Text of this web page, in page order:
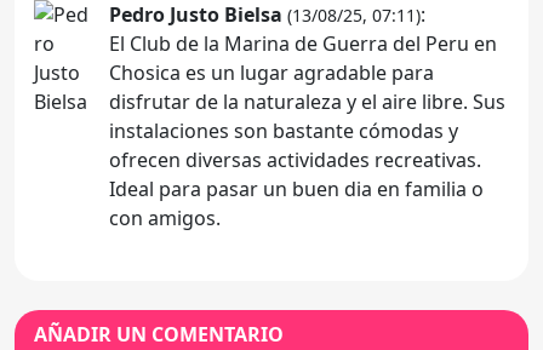
Pedro Justo Bielsa (13/08/25, 07:11):
El Club de la Marina de Guerra del Peru en
Chosica es un lugar agradable para
disfrutar de la naturaleza y el aire libre. Sus
instalaciones son bastante cómodas y
ofrecen diversas actividades recreativas.
Ideal para pasar un buen dia en familia o
con amigos.
AÑADIR UN COMENTARIO